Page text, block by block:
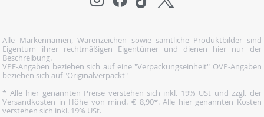
Alle Markennamen, Warenzeichen sowie sämtliche Produktbilder sind
Eigentum ihrer rechtmäßigen Eigentümer und dienen hier nur der
Beschreibung.
VPE-Angaben beziehen sich auf eine "Verpackungseinheit" OVP-Angaben
beziehen sich auf "Originalverpackt"
* Alle hier genannten Preise verstehen sich inkl. 19% USt und zzgl. der
Versandkosten in Höhe von mind. € 8,90*. Alle hier genannten Kosten
verstehen sich inkl. 19% USt.